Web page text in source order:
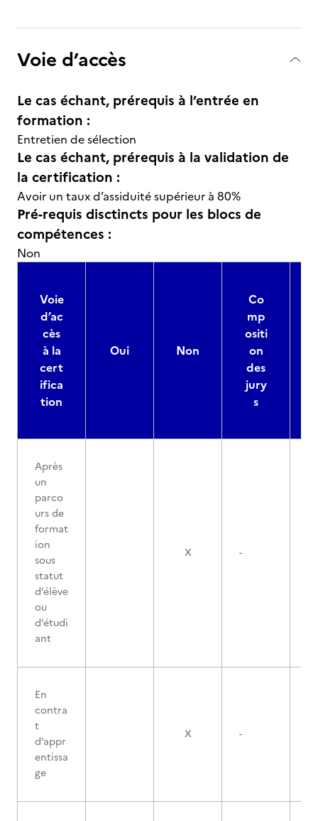
Voie d’accès
Le cas échant, prérequis à l’entrée en
formation :
Entretien de sélection
Le cas échant, prérequis à la validation de
la certification :
Avoir un taux d’assiduité supérieur à 80%
Pré-requis disctincts pour les blocs de
compétences :
Non
Voie
d’ac
cès
à la
cert
ifica
tion
Oui Non
Co
mp
ositi
on
des
jury
s
Après
un
parco
urs de
format
ion
sous
statut
d’élève
ou
d’étudi
ant
X -
En
contra
t
d’appr
entissa
ge
X -